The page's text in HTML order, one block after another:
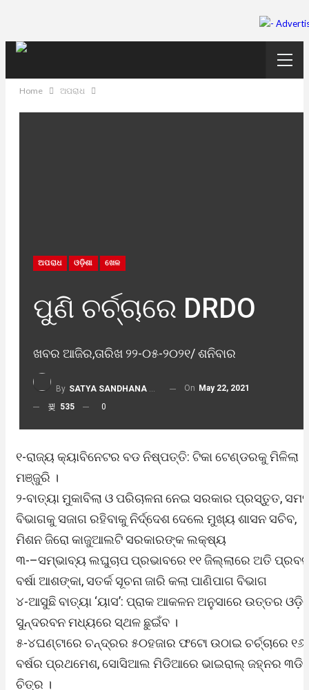
Home ଅପରାଧ
ଅପରାଧ ଓଡ଼ିଶା ଖେଳ
ପୁଣି ଚର୍ଚ୍ଚାରେ DRDO
ଖବର ଆଜିର,ତାରିଖ ୨୨-୦୫-୨୦୨୧/ ଶନିବାର
By SATYA SANDHANA DESK On May 22, 2021
535
0
୧-ରାଜ୍ୟ କ୍ୟାବିନେଟର ବଡ ନିଷ୍ପତ୍ତି: ଟିକା ଟେଣ୍ଡରକୁ ମିଳିଲା
ମଞ୍ଜୁରି ।
୨-ବାତ୍ୟା ମୁକାବିଲା ଓ ପରିଚାଳନା ନେଇ ସରକାର ପ୍ରସ୍ତୁତ,
ବିଭାଗକୁ ସଜାଗ ରହିବାକୁ ନିର୍ଦ୍ଦେଶ ଦେଲେ ମୁଖ୍ୟ ଶାସନ ସଚିବ,
ମିଶନ ଜିରୋ କାଜୁଆଲଟି ସରକାରଙ୍କ ଲକ୍ଷ୍ୟ
୩-–ସମ୍ଭାବ୍ୟ ଲଘୁଚାପ ପ୍ରଭାବରେ ୧୧ ଜିଲ୍ଲାରେ ଅତି
ବର୍ଷା ଆଶଙ୍କା, ସତର୍କ ସୂଚନା ଜାରି କଲା ପାଣିପାଗ ବିଭାଗ
୪-ଆସୁଛି ବାତ୍ୟା ‘ୟାସ’: ପ୍ରାକ ଆକଳନ ଅନୁସାରେ ଉତ୍ତର
ସୁନ୍ଦରବନ ମଧ୍ୟରେ ସ୍ଥଳ ଛୁଇଁବ ।
୫-୪ଘଣ୍ଟାରେ ଚନ୍ଦ୍ରର ୫୦ହଜାର ଫଟୋ ଉଠାଇ ଚର୍ଚ୍ଚାରେ ୧୬
ବର୍ଷର ପ୍ରଥମେଶ, ସୋସିଆଲ ମିଡିଆରେ ଭାଇରାଲ୍ ଜହ୍ନର ୩ଡି
ଚିତ୍ର ।